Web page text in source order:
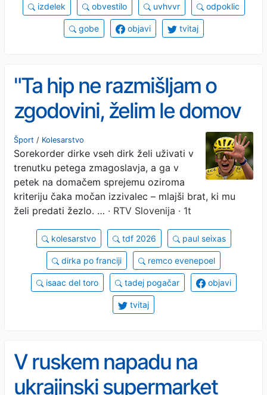
izdelek obvestilo uvhvvr odpoklic
gobe objavi tvitaj
"Ta hip ne razmišljam o
zgodovini, želim le domov
in uživati v vsem, kar se je
zgodilo"
Šport / Kolesarstvo
Sorekorder dirke vseh dirk želi uživati v
trenutku petega zmagoslavja, a ga v
petek na domačem sprejemu oziroma
kriteriju čaka močan izzivalec – mlajši brat, ki mu
želi predati žezlo. … · RTV Slovenija · 1t
kolesarstvo tdf 2026 paul seixas
dirka po franciji remco evenepoel
isaac del toro tadej pogačar objavi
tvitaj
V ruskem napadu na
ukrajinski supermarket